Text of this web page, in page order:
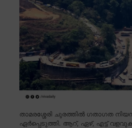
താമരശ്ശേരി ചുരത്തിൽ ഗതാഗത
ഏർപ്പെടുത്തി. ആറ്, ഏഴ്, എട്ട്